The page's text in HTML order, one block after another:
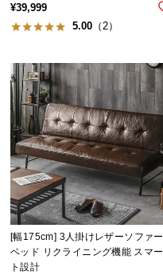
¥39,999
5.00 （2）
[幅175cm] 3人掛けレザーソファー
ベッド リクライニング機能 スマー
ト設計